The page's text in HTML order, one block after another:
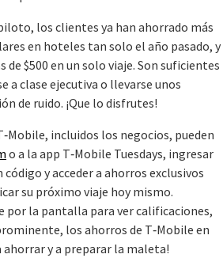
los clientes ya han ahorrado más
en hoteles tan solo el año pasado, y
$500 en un solo viaje. Son suficientes
a clase ejecutiva o llevarse unos
de ruido. ¡Que lo disfrutes!
incluidos los negocios, pueden
o a la app T‑Mobile Tuesdays, ingresar
y acceder a ahorros exclusivos
su próximo viaje hoy mismo.
por la pantalla para ver calificaciones,
los ahorros de T‑Mobile en
ahorrar y a preparar la maleta!